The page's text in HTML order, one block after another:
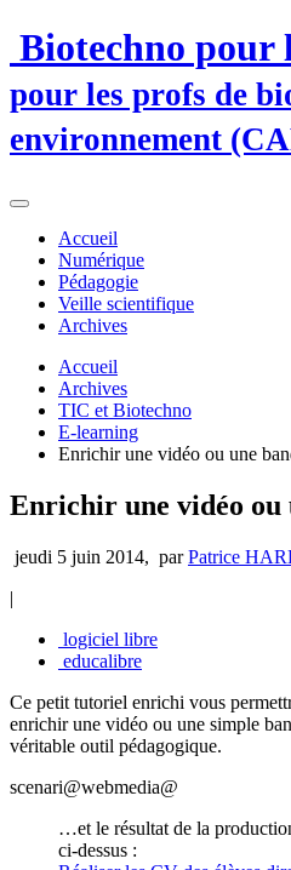
Biotechno pour
pour les profs de
environnement
Accueil
Numérique
Pédagogie
Veille scientifique
Archives
Accueil
Archives
TIC et Biotechno
E-learning
Enrichir une vidéo ou une
Enrichir une vidéo ou
jeudi 5 juin 2014, parPatrice
|
logiciel libre
educalibre
Ce petit tutoriel enrichi vous
enrichir une vidéo ou une simple
véritable outil pédagogique.
scenari@webmedia@
…et le résultat de la
ci-dessus :